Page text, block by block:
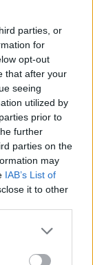
parties, or
for
opt-out
that after your
seeing
utilized by
prior to
further
parties on the
may
IAB’s List of
it to other
more Google
may click to
χρηματοδότηση